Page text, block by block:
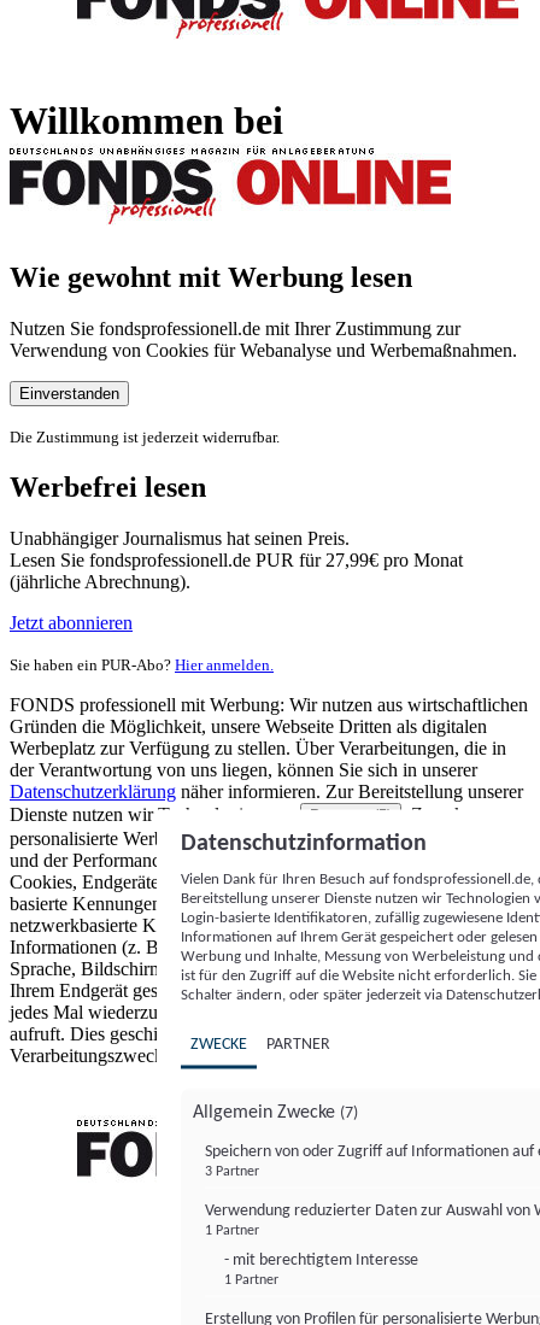
Willkommen bei
Wie gewohnt mit Werbung lesen
Nutzen Sie fondsprofessionell.de mit Ihrer Zustimmung zur
Verwendung von Cookies für Webanalyse und Werbemaßnahmen.
Einverstanden
Die Zustimmung ist jederzeit widerrufbar.
Werbefrei lesen
Unabhängiger Journalismus hat seinen Preis.
Lesen Sie fondsprofessionell.de PUR für 27,99€ pro Monat
(jährliche Abrechnung).
Jetzt abonnieren
Sie haben ein PUR-Abo? Hier anmelden.
FONDS professionell mit Werbung: Wir nutzen aus wirtschaftlichen
Gründen die Möglichkeit, unsere Webseite Dritten als digitalen
Werbeplatz zur Verfügung zu stellen. Über Verarbeitungen, die in
der Verantwortung von uns liegen, können Sie sich in unserer
Datenschutzerklärung näher informieren. Zur Bereitstellung unserer
Dienste nutzen wir Technologien von
Partnern (5)
. Zwecke:
personalisierte Werbung und Inhalte, Messung von Werbeleistung
und der Performance von Inhalten sowie Zielgruppenforschung.
Cookies, Endgeräte- oder ähnliche Online-Kennungen (z. B. login-
basierte Kennungen, zufällig generierte Kennungen,
netzwerkbasierte Kennungen) können zusammen mit anderen
Informationen (z. B. Browsertyp und Browserinformationen,
Sprache, Bildschirmgröße, unterstützte Technologien usw.) auf
Ihrem Endgerät gespeichert oder von dort ausgelesen werden, um es
jedes Mal wiederzuerkennen, wenn es eine App oder einer Webseite
aufruft. Dies geschieht für einen oder mehrere der hier aufgeführten
Verarbeitungszwecke.
Datenschutzinformation
Vielen Dank für Ihren Besuch auf
Bereitstellung unserer Dienste nutzen wir Technologien
Login-basierte Identifikatoren, zufällig zugewiesene
Informationen auf Ihrem Gerät gespeichert oder
Werbung und Inhalte, Messung von Werbeleistung
ist für den Zugriff auf die Website nicht erforderlich.
Schalter ändern, oder später jederzeit via
ZWECKE PARTNER
Allgemein Zwecke (7)
Speichern von oder Zugriff auf Informationen auf
3 Partner
Verwendung reduzierter Daten zur Auswahl von
1 Partner
- mit berechtigtem Interesse
1 Partner
Erstellung von Profilen für personalisierte
FONDS professionell